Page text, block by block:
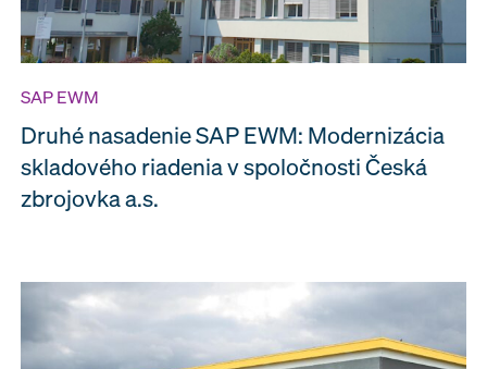
SAP EWM
Druhé nasadenie SAP EWM: Modernizácia
skladového riadenia v spoločnosti Česká
zbrojovka a.s.